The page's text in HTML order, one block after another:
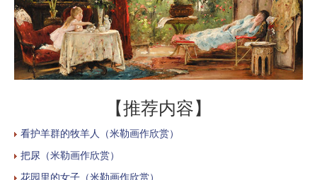
【推荐内容】
看护羊群的牧羊人（米勒画作欣赏）
把尿（米勒画作欣赏）
花园里的女子（米勒画作欣赏）